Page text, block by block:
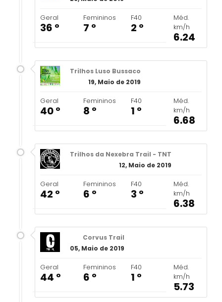
Geral
36 º
Femininos
7 º
F40
2 º
Méd.
km/h
6.24
Trilhos Luso Bussaco
19, Maio de 2019
Geral
40 º
Femininos
8 º
F40
1 º
Méd.
km/h
6.68
Trilhos da Nexebra Trail - TNT
12, Maio de 2019
Geral
42 º
Femininos
6 º
F40
3 º
Méd.
km/h
6.38
Corvus Trail
05, Maio de 2019
Geral
44 º
Femininos
6 º
F40
1 º
Méd.
km/h
5.73